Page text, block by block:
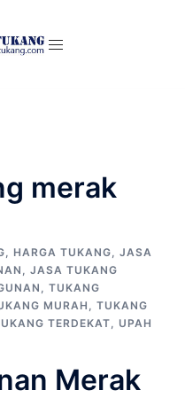
merak
, HARGA TUKANG, JASA
, JASA TUKANG
, TUKANG
MURAH , TUKANG
TERDEKAT, UPAH
Merak